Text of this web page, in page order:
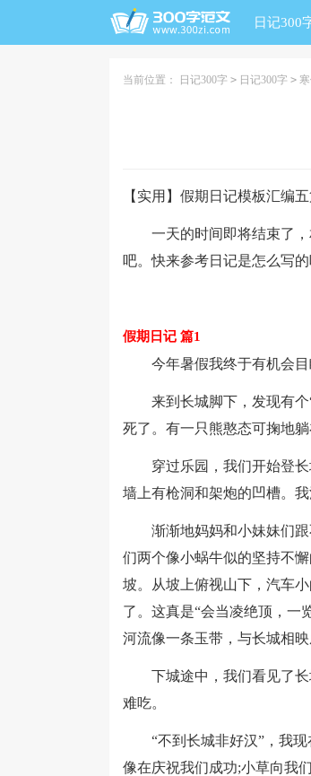
日记300
当前位置： 日记300字 > 日记300字 >
【实用】假期日记模板汇编
一天的时间即将结束了，
吧。快来参考日记是怎么写
假期日记 篇1
今年暑假我终于有机会目
来到长城脚下，发现有个“
死了。有一只熊憨态可掬地
穿过乐园，我们开始登长
墙上有枪洞和架炮的凹槽。
渐渐地妈妈和小妹妹们跟
们两个像小蜗牛似的坚持不
坡。从坡上俯视山下，汽车
了。这真是“会当凌绝顶，一
河流像一条玉带，与长城相映
下城途中，我们看见了长
难吃。
“不到长城非好汉”，我现
像在庆祝我们成功;小草向我